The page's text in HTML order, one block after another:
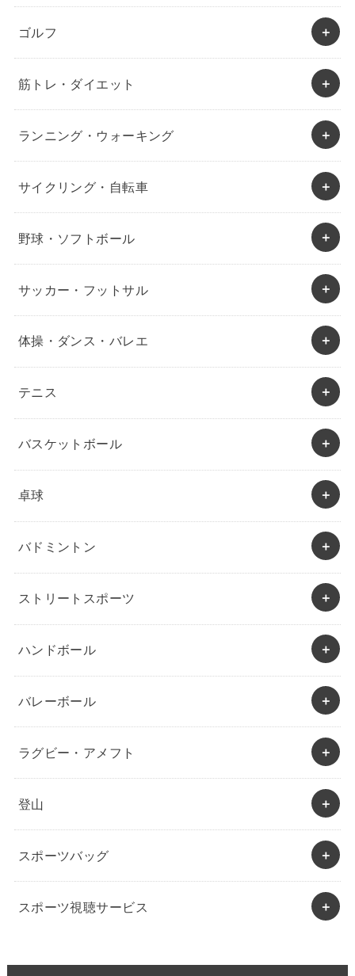
ゴルフ
筋トレ・ダイエット
ランニング・ウォーキング
サイクリング・自転車
野球・ソフトボール
サッカー・フットサル
体操・ダンス・バレエ
テニス
バスケットボール
卓球
バドミントン
ストリートスポーツ
ハンドボール
バレーボール
ラグビー・アメフト
登山
スポーツバッグ
スポーツ視聴サービス